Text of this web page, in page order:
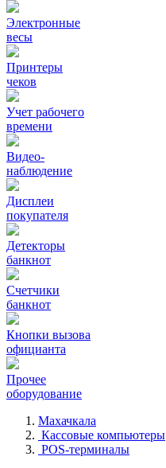
Электронные
весы
Принтеры
чеков
Учет рабочего
времени
Видео‑
наблюдение
Дисплеи
покупателя
Детекторы
банкнот
Счетчики
банкнот
Кнопки вызова
официанта
Прочее
оборудование
Махачкала
Кассовые компьютеры
POS-терминалы